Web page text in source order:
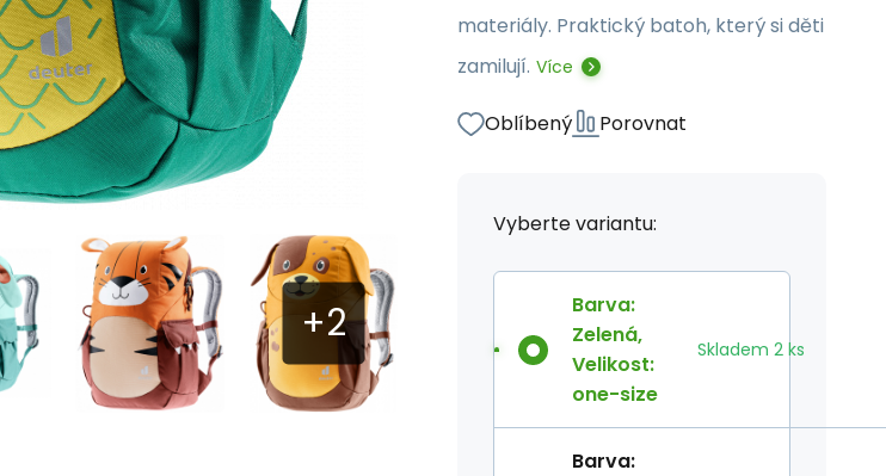
materiály. Praktický batoh, který si děti
zamilují. Více
Oblíbený Porovnat
Vyberte variantu:
Barva:
Zelená,
Velikost:
one-size
Skladem 2 ks
Barva: